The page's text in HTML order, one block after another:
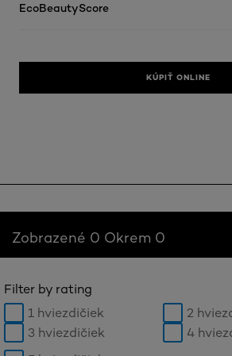
EcoBeautyScore
KÚPIŤ ONLINE
Zobrazené 0 Okrem 0
Filter by rating
1 hviezdičiek
2
3 hviezdičiek
4